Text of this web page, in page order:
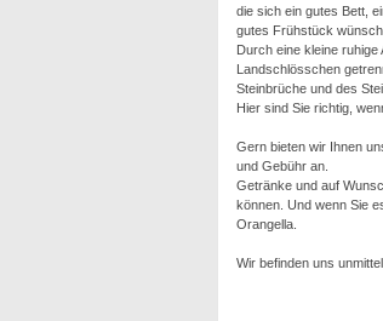
die sich ein gutes Bett,
gutes Frühstück
Durch eine kleine
Landschlösschen
Steinbrüche und des
Hier sind Sie richtig,
Gern bieten wir Ihnen
und Gebühr an.
Getränke und auf
können. Und wenn Sie
Orangella.
Wir befinden uns